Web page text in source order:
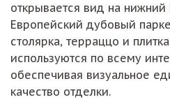
открывается вид на нижний
Европейский дубовый
столярка, терраццо и
используются по всему
обеспечивая визуальное
качество отделки.